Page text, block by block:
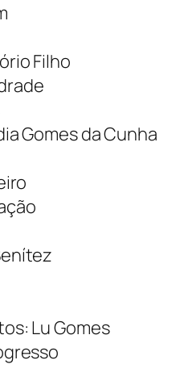
Filho
Gomes da Cunha
Lu Gomes